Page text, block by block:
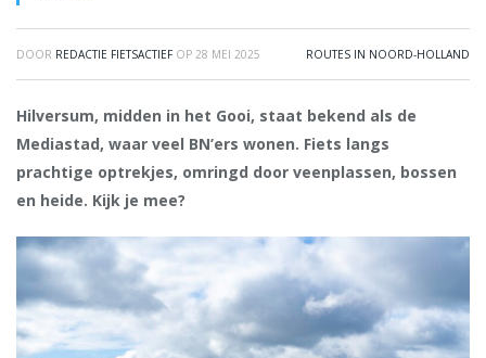
DOOR REDACTIE FIETSACTIEF OP 28 MEI 2025 ROUTES IN NOORD-HOLLAND
Hilversum, midden in het Gooi, staat bekend als de
Mediastad, waar veel BN’ers wonen. Fiets langs
prachtige optrekjes, omringd door veenplassen, bossen
en heide. Kijk je mee?